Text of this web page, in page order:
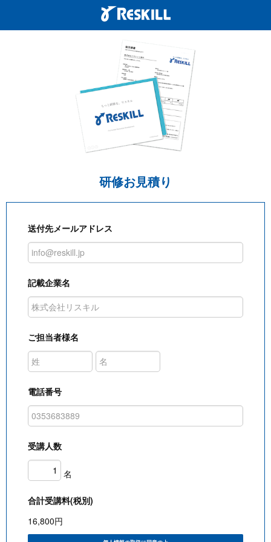
研修お見積り
送付先メールアドレス
記載企業名
ご担当者様名
電話番号
受講人数
名
合計受講料(税別)
16,800円